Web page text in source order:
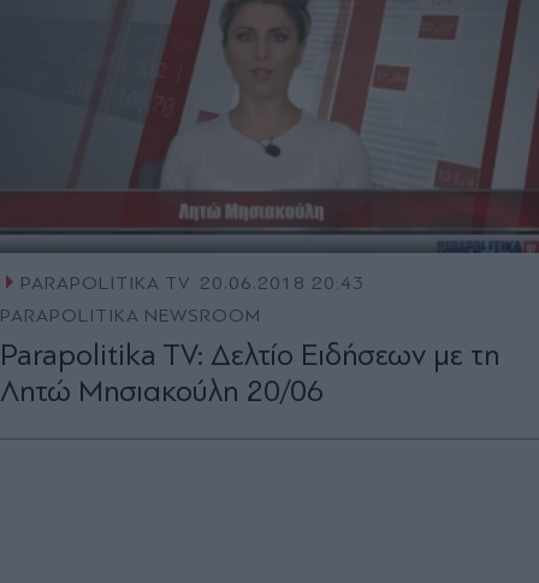
PARAPOLITIKA TV 20.06.2018 20:43
PARAPOLITIKA NEWSROOM
Parapolitika TV: Δελτίο Ειδήσεων με τη
Λητώ Μησιακούλη 20/06